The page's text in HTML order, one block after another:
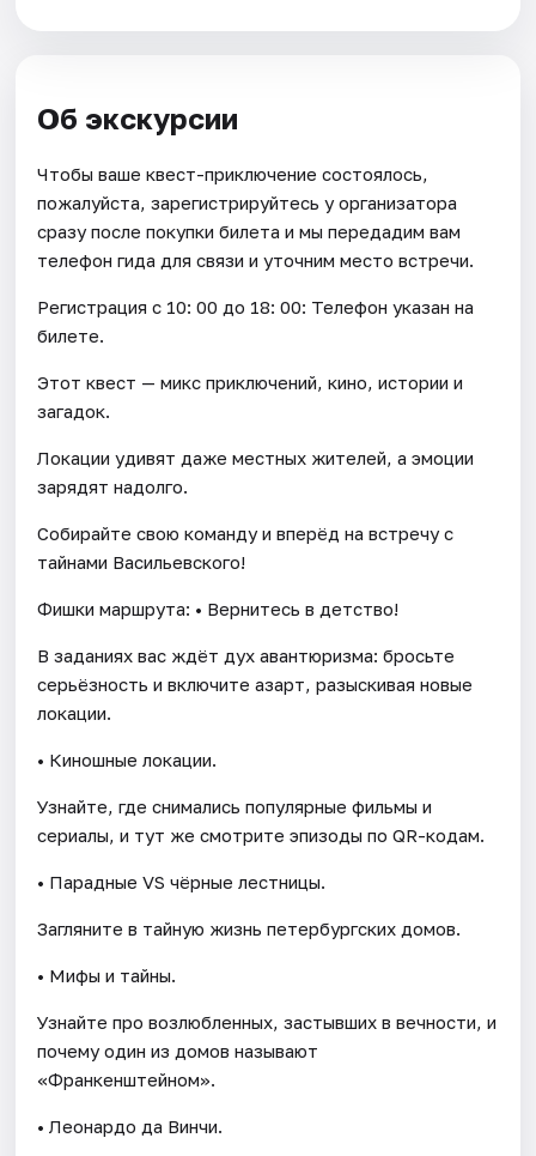
Об экскурсии
Чтобы ваше квест-приключение состоялось,
пожалуйста, зарегистрируйтесь у организатора
сразу после покупки билета и мы передадим вам
телефон гида для связи и уточним место встречи.
Регистрация с 10: 00 до 18: 00: Телефон указан на
билете.
Этот квест — микс приключений, кино, истории и
загадок.
Локации удивят даже местных жителей, а эмоции
зарядят надолго.
Собирайте свою команду и вперёд на встречу с
тайнами Васильевского!
Фишки маршрута: • Вернитесь в детство!
В заданиях вас ждёт дух авантюризма: бросьте
серьёзность и включите азарт, разыскивая новые
локации.
• Киношные локации.
Узнайте, где снимались популярные фильмы и
сериалы, и тут же смотрите эпизоды по QR-кодам.
• Парадные VS чёрные лестницы.
Загляните в тайную жизнь петербургских домов.
• Мифы и тайны.
Узнайте про возлюбленных, застывших в вечности, и
почему один из домов называют
«Франкенштейном».
• Леонардо да Винчи.